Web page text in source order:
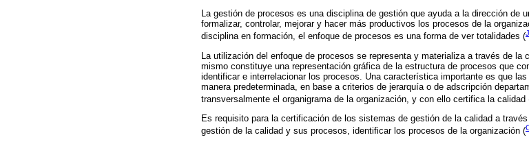
La gestión de procesos es una disciplina de gestión que ayuda a la dirección de
formalizar, controlar, mejorar y hacer más productivos los procesos de la
disciplina en formación, el enfoque de procesos es una forma de ver totalidades (
La utilización del enfoque de procesos se representa y materializa a través de la
mismo constituye una representación gráfica de la estructura de procesos que
identificar e interrelacionar los procesos. Una característica importante es que
manera predeterminada, en base a criterios de jerarquía o de adscripción
transversalmente el organigrama de la organización, y con ello certifica la calidad
Es requisito para la certificación de los sistemas de gestión de la calidad a
gestión de la calidad y sus procesos, identificar los procesos de la organización (